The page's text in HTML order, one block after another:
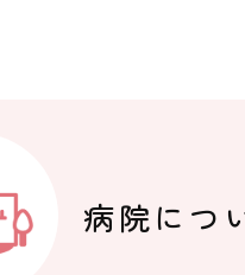
病院につ